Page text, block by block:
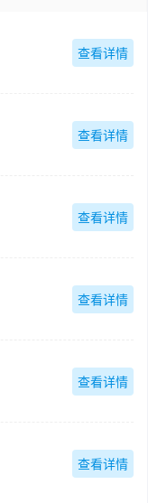
查看详情
查看详情
查看详情
查看详情
查看详情
查看详情